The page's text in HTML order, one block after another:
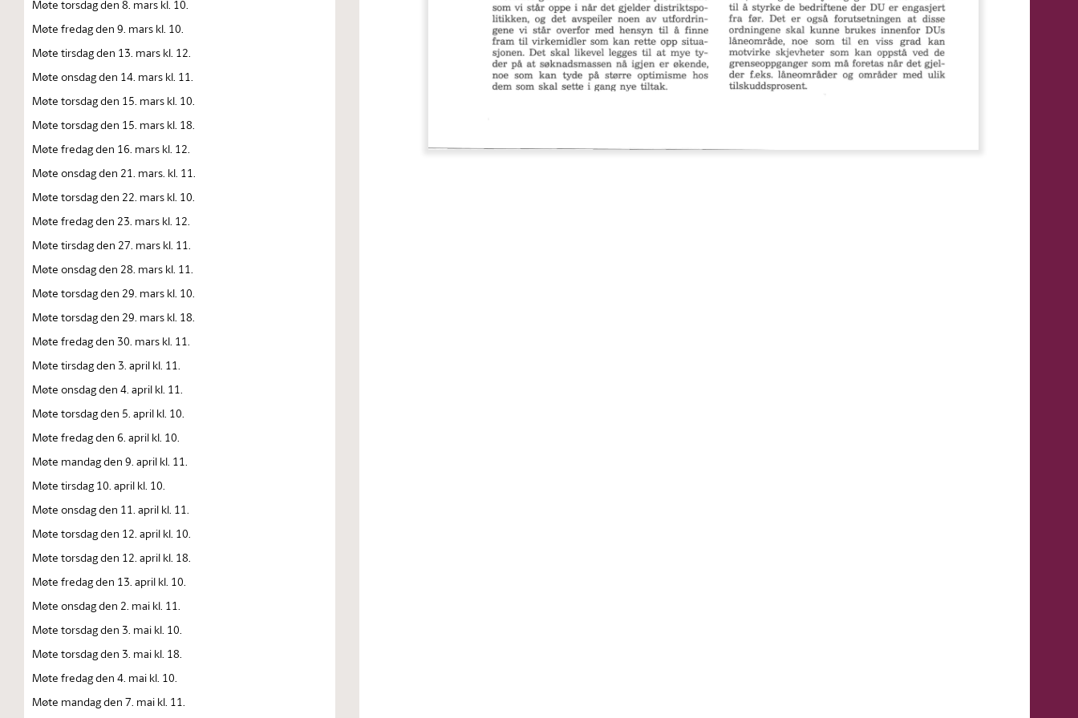
Møte torsdag den 8. mars kl. 10.
Møte fredag den 9. mars kl. 10.
Møte tirsdag den 13. mars kl. 12.
Møte onsdag den 14. mars kl. 11.
Møte torsdag den 15. mars kl. 10.
Møte torsdag den 15. mars kl. 18.
Møte fredag den 16. mars kl. 12.
Møte onsdag den 21. mars. kl. 11.
Møte torsdag den 22. mars kl. 10.
Møte fredag den 23. mars kl. 12.
Møte tirsdag den 27. mars kl. 11.
Møte onsdag den 28. mars kl. 11.
Møte torsdag den 29. mars kl. 10.
Møte torsdag den 29. mars kl. 18.
Møte fredag den 30. mars kl. 11.
Møte tirsdag den 3. april kl. 11.
Møte onsdag den 4. april kl. 11.
Møte torsdag den 5. april kl. 10.
Møte fredag den 6. april kl. 10.
Møte mandag den 9. april kl. 11.
Møte tirsdag 10. april kl. 10.
Møte onsdag den 11. april kl. 11.
Møte torsdag den 12. april kl. 10.
Møte torsdag den 12. april kl. 18.
Møte fredag den 13. april kl. 10.
Møte onsdag den 2. mai kl. 11.
Møte torsdag den 3. mai kl. 10.
Møte torsdag den 3. mai kl. 18.
Møte fredag den 4. mai kl. 10.
Møte mandag den 7. mai kl. 11.